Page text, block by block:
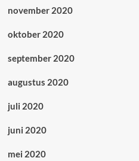
november 2020
oktober 2020
september 2020
augustus 2020
juli 2020
juni 2020
mei 2020